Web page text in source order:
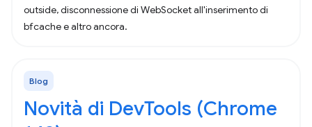
outside, disconnessione di WebSocket all'inserimento di
bfcache e altro ancora.
Blog
Novità di DevTools (Chrome